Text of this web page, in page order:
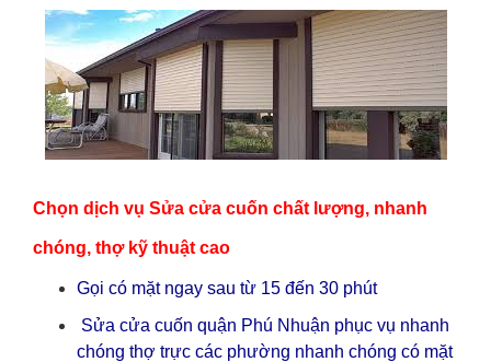
Chọn dịch vụ Sửa cửa cuốn chất lượng, nhanh
chóng, thợ kỹ thuật cao
Gọi có mặt ngay sau từ 15 đến 30 phút
Sửa cửa cuốn quận Phú Nhuận phục vụ nhanh
chóng thợ trực các phường nhanh chóng có mặt